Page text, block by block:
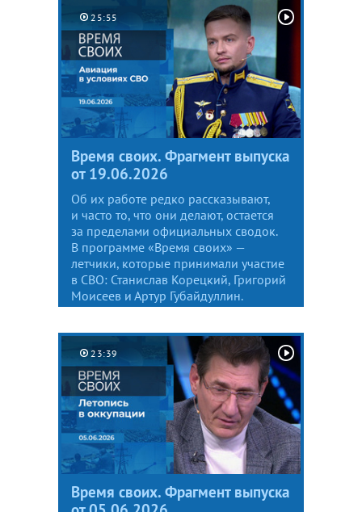
25:55
Время своих. Фрагмент выпуска
от 19.06.2026
Об их работе редко рассказывают,
и часто то, что они делают, остается
за пределами официальных сводок.
В программе «Время своих» —
летчики, которые принимали участие
в СВО: Станислав Корецкий, Григорий
Моисеев и Артур Губайдуллин.
23:39
Время своих. Фрагмент выпуска